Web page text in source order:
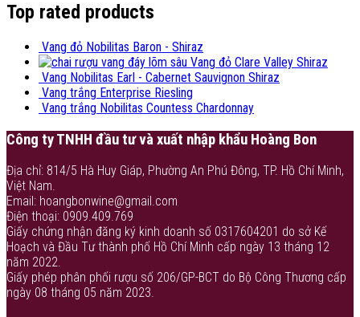
Top rated products
Vang đỏ Nobilitas Baron - Shiraz
Vang đỏ Clare Valley Shiraz
Vang Nobilitas Earl - Cabernet Sauvignon Shiraz
Vang trắng Enterprise Riesling
Vang trắng Nobilitas Countess Chardonnay
Công ty TNHH đầu tư và xuất nhập khẩu Hoàng Bon
Địa chỉ: 814/5 Hà Huy Giáp, Phường An Phú Đông, TP. Hồ Chí Minh,
Việt Nam.
Email: hoangbonwine@gmail.com
Điện thoại: 0909.409.769
Giấy chứng nhận đăng ký kinh doanh số 0317604201 do sở Kế
Hoạch và Đầu Tư thành phố Hồ Chí Minh cấp ngày 13 tháng 12
năm 2022.
Giấy phép phân phối rượu số 206/GP-BCT do Bộ Công Thương cấp
ngày 08 tháng 05 năm 2023.